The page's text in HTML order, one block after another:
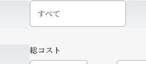
すべて
総コスト